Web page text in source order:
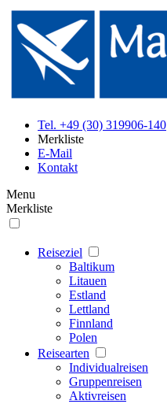
Tel. +49 (30) 319906-140
Merkliste
E-Mail
Kontakt
Menu
Merkliste
Reiseziel
Baltikum
Litauen
Estland
Lettland
Finnland
Polen
Reisearten
Individualreisen
Gruppenreisen
Aktivreisen